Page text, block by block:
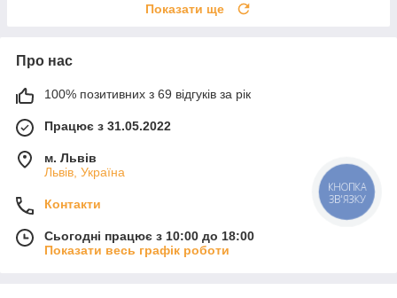
Показати ще
Про нас
100% позитивних з 69 відгуків за рік
Працює з 31.05.2022
м. Львів
Львів, Україна
Контакти
Сьогодні працює з 10:00 до 18:00
Показати весь графік роботи
КНОПКА
ЗВ'ЯЗКУ